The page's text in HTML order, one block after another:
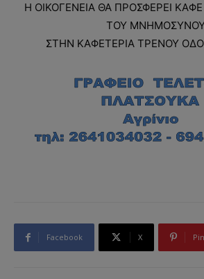
Η ΟΙΚΟΓΕΝΕΙΑ ΘΑ ΠΡΟΣΦΕΡΕΙ
ΤΟΥ
ΣΤΗΝ ΚΑΦΕΤΕΡΙΑ TΡEΝΟΥ
Facebook X